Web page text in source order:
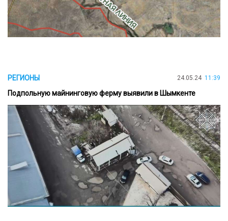
РЕГИОНЫ 24.05.24 11:39
Подпольную майнинговую ферму выявили в Шымкенте